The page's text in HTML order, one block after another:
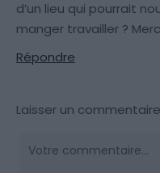
d’un lieu qui pourrait
manger travailler ?
Répondre
Laisser un commentaire